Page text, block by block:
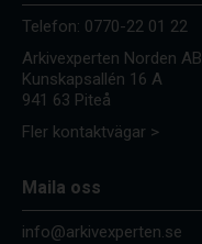
Telefon: 0770-22 01 22
Arkivexperten Norden AB
Kunskapsallén 16 A
941 63 Piteå
Fler kontaktvägar >
Maila oss
info@arkivexperten.se